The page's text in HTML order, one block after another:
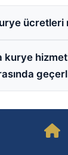
ücretleri
kurye